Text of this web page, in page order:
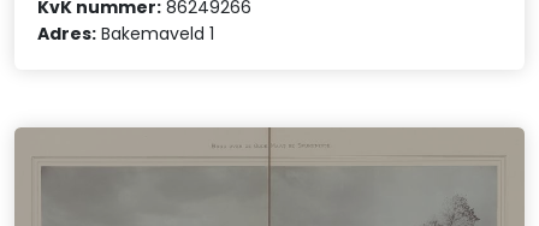
KvK nummer: 86249266
Adres: Bakemaveld 1